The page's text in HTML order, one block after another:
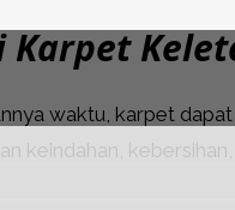
Karpet
waktu, karpet
keindahan,